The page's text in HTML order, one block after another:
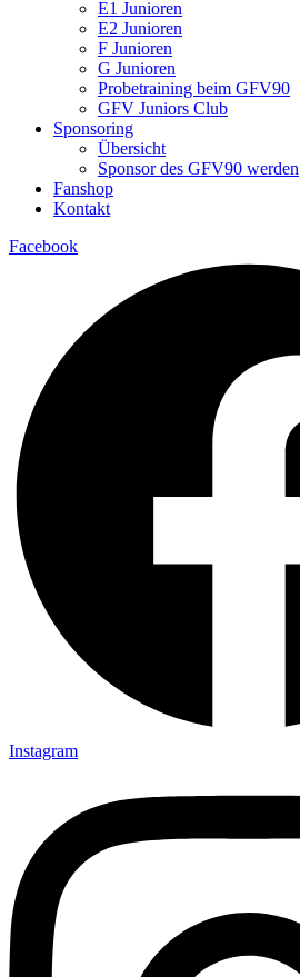
E1 Junioren
E2 Junioren
F Junioren
G Junioren
Probetraining beim GFV90
GFV Juniors Club
Sponsoring
Übersicht
Sponsor des GFV90 werden
Fanshop
Kontakt
Facebook
Instagram